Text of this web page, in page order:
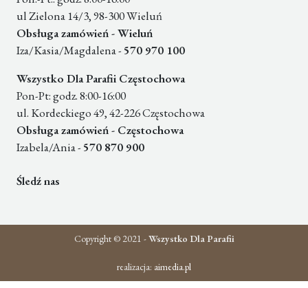
ul Zielona 14/3, 98-300 Wieluń
Obsługa zamówień - Wieluń
Iza/Kasia/Magdalena - 570 970 100
Wszystko Dla Parafii Częstochowa
Pon-Pt: godz. 8:00-16:00
ul. Kordeckiego 49, 42-226 Częstochowa
Obsługa zamówień - Częstochowa
Izabela/Ania - 570 870 900
Śledź nas
Copyright © 2021 -Wszystko Dla Parafii
realizacja: aimedia.pl